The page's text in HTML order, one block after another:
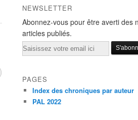
NEWSLETTER
Abonnez-vous pour être averti des
articles publiés.
Email
PAGES
Index des chroniques par auteur
PAL 2022